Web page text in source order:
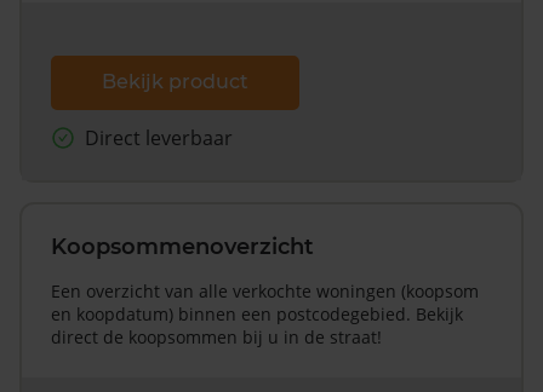
Bekijk product
Direct leverbaar
Koopsommenoverzicht
Een overzicht van alle verkochte woningen (koopsom
en koopdatum) binnen een postcodegebied. Bekijk
direct de koopsommen bij u in de straat!